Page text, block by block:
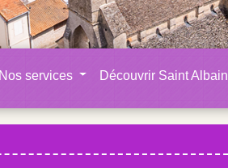
Nos services Découvrir Saint Albain